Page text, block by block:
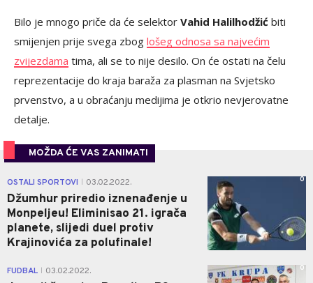
Bilo je mnogo priče da će selektor Vahid Halilhodžić biti
smijenjen prije svega zbog lošeg odnosa sa najvećim
zvijezdama tima, ali se to nije desilo. On će ostati na čelu
reprezentacije do kraja baraža za plasman na Svjetsko
prvenstvo, a u obraćanju medijima je otkrio nevjerovatne
detalje.
MOŽDA ĆE VAS ZANIMATI
OSTALI SPORTOVI 03.02.2022.
Džumhur priredio iznenađenje u
Monpeljeu! Eliminisao 21. igrača
planete, slijedi duel protiv
Krajinovića za polufinale!
0
FUDBAL 03.02.2022. 0